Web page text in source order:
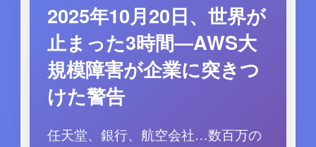
2025年10月20日、世界が
止まった3時間―AWS大
規模障害が企業に突きつ
けた警告
任天堂、銀行、航空会社…数百万の